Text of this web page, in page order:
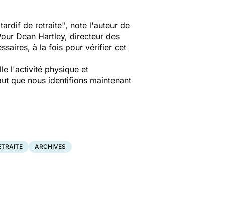
de retraite", note l'auteur de
Dean Hartley, directeur des
à la fois pour vérifier cet
l'activité physique et
que nous identifions maintenant
ARCHIVES